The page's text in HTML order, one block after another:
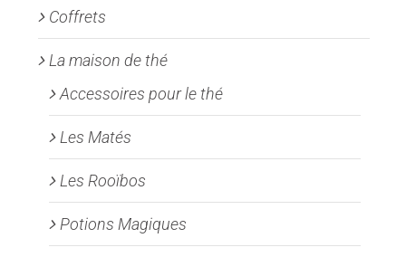
produit
Coffrets
La maison de thé
Accessoires pour le thé
Les Matés
Les Rooïbos
Potions Magiques